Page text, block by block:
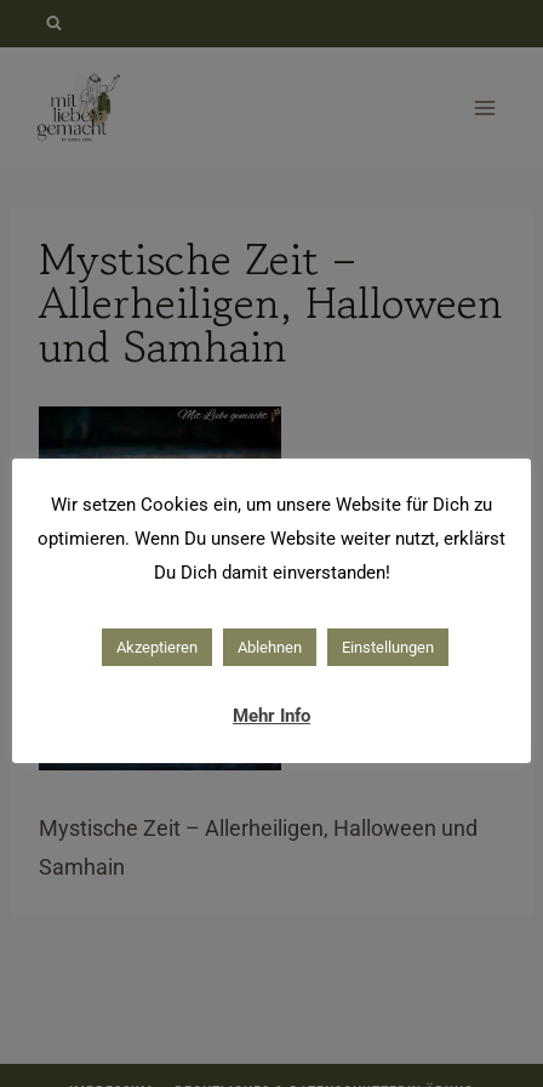
springen
Mystische Zeit –
Allerheiligen, Halloween
und Samhain
Mystische Zeit – Allerheiligen, Halloween und
Samhain
Wir setzen Cookies ein, um unsere Website für Dich zu
optimieren. Wenn Du unsere Website weiter nutzt, erklärst
Du Dich damit einverstanden!
Akzeptieren Ablehnen Einstellungen
Mehr Info